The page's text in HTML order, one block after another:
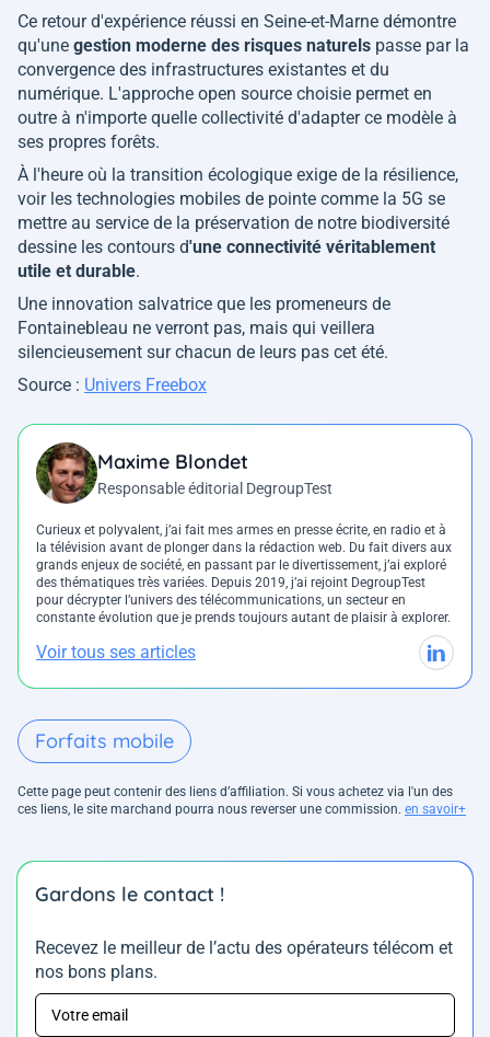
Ce retour d'expérience réussi en Seine-et-Marne démontre
qu'une gestion moderne des risques naturels passe par la
convergence des infrastructures existantes et du
numérique. L'approche open source choisie permet en
outre à n'importe quelle collectivité d'adapter ce modèle à
ses propres forêts.
À l'heure où la transition écologique exige de la résilience,
voir les technologies mobiles de pointe comme la 5G se
mettre au service de la préservation de notre biodiversité
dessine les contours d'une connectivité véritablement
utile et durable.
Une innovation salvatrice que les promeneurs de
Fontainebleau ne verront pas, mais qui veillera
silencieusement sur chacun de leurs pas cet été.
Source : Univers Freebox
Maxime Blondet
Responsable éditorial DegroupTest
Curieux et polyvalent, j’ai fait mes armes en presse écrite, en radio et à
la télévision avant de plonger dans la rédaction web. Du fait divers aux
grands enjeux de société, en passant par le divertissement, j’ai exploré
des thématiques très variées. Depuis 2019, j’ai rejoint DegroupTest
pour décrypter l’univers des télécommunications, un secteur en
constante évolution que je prends toujours autant de plaisir à explorer.
Voir tous ses articles
Forfaits mobile
Cette page peut contenir des liens d’affiliation. Si vous achetez via l'un des
ces liens, le site marchand pourra nous reverser une commission. en savoir+
Gardons le contact !
Recevez le meilleur de l’actu des opérateurs télécom et
nos bons plans.